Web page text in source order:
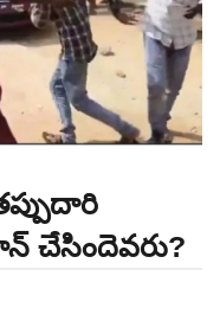
చేసిందెవరు?